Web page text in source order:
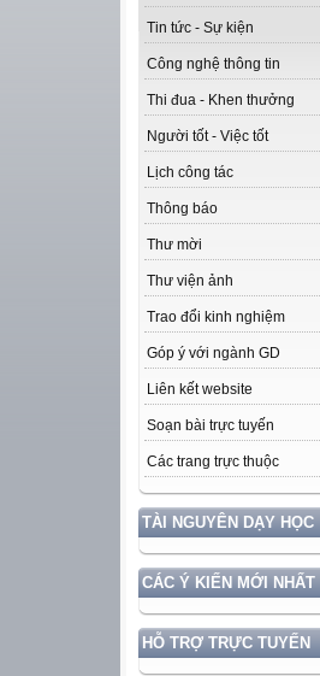
Tin tức - Sự kiện
Công nghệ thông tin
Thi đua - Khen thưởng
Người tốt - Việc tốt
Lịch công tác
Thông báo
Thư mời
Thư viện ảnh
Trao đổi kinh nghiệm
Góp ý với ngành GD
Liên kết website
Soạn bài trực tuyến
Các trang trực thuộc
TÀI NGUYÊN DẠY HỌC
CÁC Ý KIẾN MỚI NHẤT
HỖ TRỢ TRỰC TUYẾN